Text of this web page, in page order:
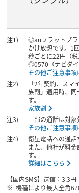
◎auフラットプラ
かけ放題です。1
秒ごとに22円（税
◎0570（ナビダイ
その他ご注意事項
「2年契約、ス
族割」適用時、
す。
家族割
一部の通話は対象
その他ご注意事項
衛星電話への通話
また、他社が料
す。
詳細はこちら
【国内SMS】送信：3.3
機種により最大全角